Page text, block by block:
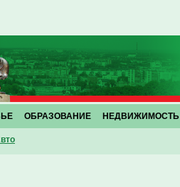
ОБРАЗОВАНИЕ НЕДВИЖИМОСТЬ